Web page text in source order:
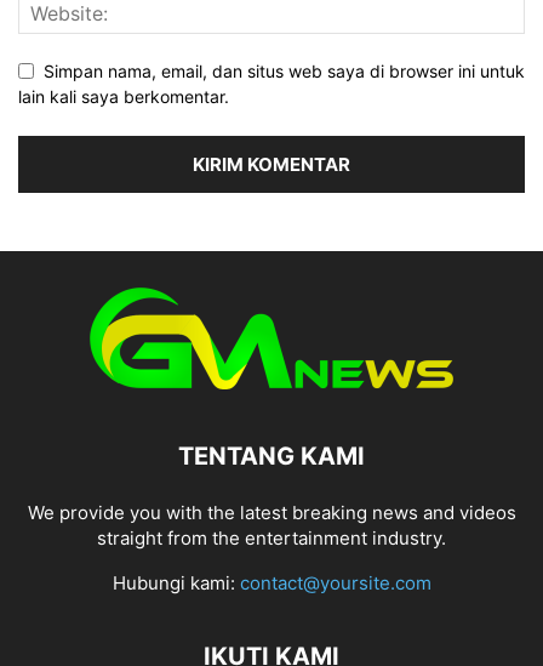
Simpan nama, email, dan situs web saya di browser ini untuk
lain kali saya berkomentar.
TENTANG KAMI
We provide you with the latest breaking news and videos
straight from the entertainment industry.
Hubungi kami: contact@yoursite.com
IKUTI KAMI